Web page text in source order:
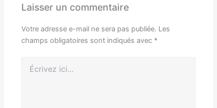
Laisser un commentaire
Votre adresse e-mail ne sera pas publiée. Les
champs obligatoires sont indiqués avec *
ici…